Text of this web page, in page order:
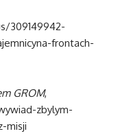
309149942-
frontach-
GROM,
zbylym-
misji